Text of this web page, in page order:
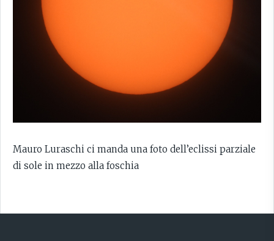
Mauro Luraschi ci manda una foto dell’eclissi parziale
di sole in mezzo alla foschia